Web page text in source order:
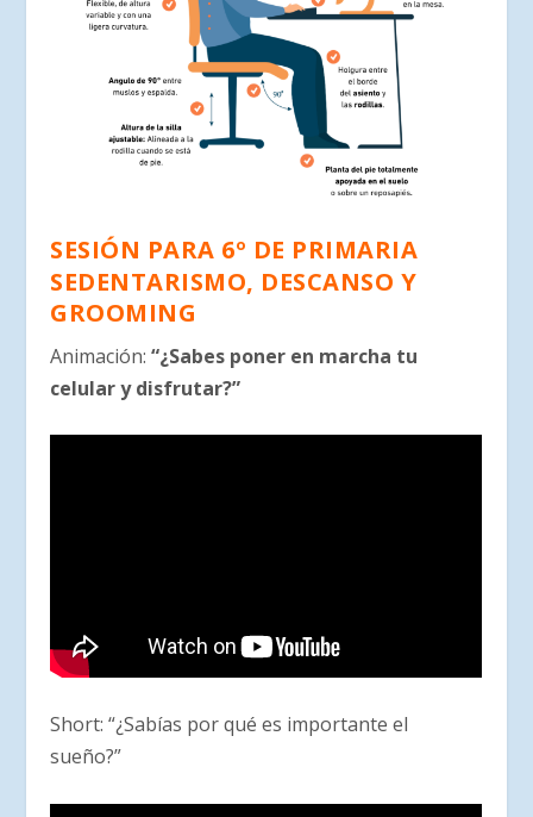
SESIÓN PARA 6º DE PRIMARIA
SEDENTARISMO, DESCANSO Y
GROOMING
Animación:“¿Sabes poner en marcha tu
celular y disfrutar?”
Short: “¿Sabías por qué es importante el
sueño?”